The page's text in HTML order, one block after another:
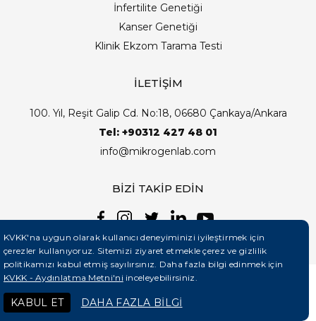
İnfertilite Genetiği
Kanser Genetiği
Klinik Ekzom Tarama Testi
İLETİŞİM
100. Yıl, Reşit Galip Cd. No:18, 06680 Çankaya/Ankara
Tel: +90312 427 48 01
info@mikrogenlab.com
BİZİ TAKİP EDİN
Teknobay (+90 444 5 331)
KVKK'na uygun olarak kullanıcı deneyiminizi iyileştirmek için
çerezler kullanıyoruz. Sitemizi ziyaret etmekle çerez ve gizlilik
politikamızı kabul etmiş sayılırsınız. Daha fazla bilgi edinmek için
KVKK - Aydınlatma Metni'ni inceleyebilirsiniz.
KABUL ET DAHA FAZLA BİLGİ